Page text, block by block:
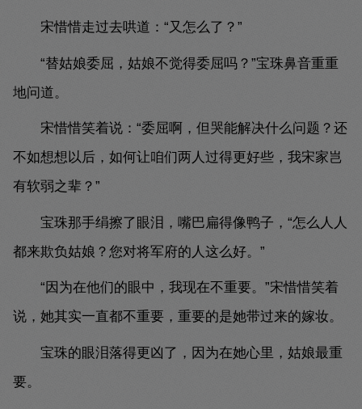
宋惜惜走过去哄道：“又怎么了？”
“替姑娘委屈，姑娘不觉得委屈吗？”宝珠鼻音重重
地问道。
宋惜惜笑着说：“委屈啊，但哭能解决什么问题？还
不如想想以后，如何让咱们两人过得更好些，我宋家岂
有软弱之辈？”
宝珠那手绢擦了眼泪，嘴巴扁得像鸭子，“怎么人人
都来欺负姑娘？您对将军府的人这么好。”
“因为在他们的眼中，我现在不重要。”宋惜惜笑着
说，她其实一直都不重要，重要的是她带过来的嫁妆。
宝珠的眼泪落得更凶了，因为在她心里，姑娘最重
要。